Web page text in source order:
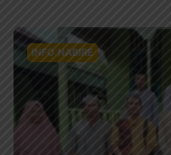
INFO NABIRE